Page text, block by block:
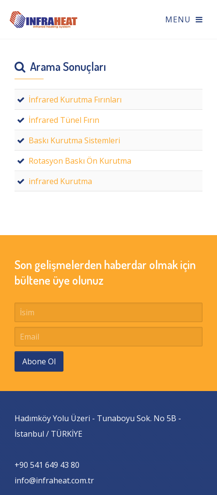
Arama Sonuçları
İnfrared Kurutma Fırınları
İnfrared Tünel Fırın
Baskı Kurutma Sistemleri
Rotasyon Baskı Ön Kurutma
infrared Kurutma
Son gelişmelerden haberdar olmak için
bültene üye olunuz
Abone Ol
Hadımköy Yolu Üzeri - Tunaboyu Sok. No 5B -
İstanbul / TÜRKİYE
+90 541 649 43 80
info@infraheat.com.tr